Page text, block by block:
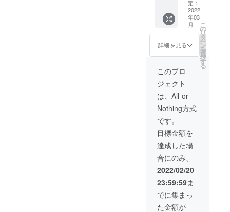
て頂く
事で、
鰻が断
崖絶壁
を遡上
しやす
拡大に
一役
買って
いま
す。農
家と養
ないよ
うで、
実は鰻
資源管
理にお
いて密
接な関
わりが
あるの
です。
き残っ
ている
養鰻家
達で
す。 そ
んな浜
名湖う
なぎの
特徴は
長い歴
史と複
雑な浜
名湖の
地形と
した多
彩さで
す。浜
名湖う
なぎの
養殖で
は、直
接浜名
湖の水
を引い
松・湖
西の工
業都市
ならで
はの昼
食文化
と重な
り、白
焼きの
お持ち
帰り専
門店も
多いの
鰻嫌い
な人で
も、蒲
焼は無
理だけ
ど白焼
きが好
きな人
も多い
くら
は、
じっく
り期間
をかけ
て飼育
したの
で小骨
が気に
なるこ
とがあ
りま
す。
1900年
に浜名
始まっ
た鰻の
養殖。
生産量
こそ他
県に
譲った
もの
の、歴
史の長
は、
じっく
り期間
をかけ
したの
で小骨
なるこ
とがあ
りま
す。 浜
名湖周
辺には
直売店
があり
ます
が、浜
松・湖
西の工
業都市
ならで
はの昼
食文化
（浜名
湖うな
ぎ生産
者の組
浜」）
〒431-
静岡県
浜松市
西区馬
郡町
2465 ■
当イベ
定■ 当
商品に
は浜名
湖立う
な重高
校うな
ぎ部部
長イル
ちゃん
をあし
湖うな
ぎ生産
者の組
合「丸
〒431-
0203
浜松市
西区馬
郡町
2465 ■
当イベ
ント限
商品に
は浜名
湖立う
な重高
校うな
ぎ部部
長イル
ちゃん
をあし
らった
示を含
む原材
料表示■
しょう
ゆ（大
豆・小
みり
糖 ■保
存方法■
冷蔵保
存。賞
は発送
日より
30日間
※「浜名
湖うな
ぎ」
じっく
り期間
をかけ
て飼育
たれ、
山椒 ■
内容量■
長白
焼：5枚
（鰻１
枚、 タ
レ
100ml×
1、山
椒、説
明書
務のあ
る添加
物及び
表示■
なし ■
アレル
ギー表
示を含
む原材
料表示■
定イル
ちゃん
特製熨
斗付き♪
贅沢な
浜名湖
うなぎ
蒲焼＆
白焼
セット
（真空
パック
各4枚ず
つ） ■
の長蒲
焼真空
パッ
ク・う
なぎの
長白焼
真空
パック
■原材料
名■ 浜
定：
2022
年03
月
詳細を見る
こ
の
リ
タ
ー
ン
を
選
択
す
る
このプロ
ジェクト
は、All-or-
Nothing方式
です。
目標金額を
達成した場
合にのみ、
2022/02/20
23:59:59ま
でに集まっ
た金額が